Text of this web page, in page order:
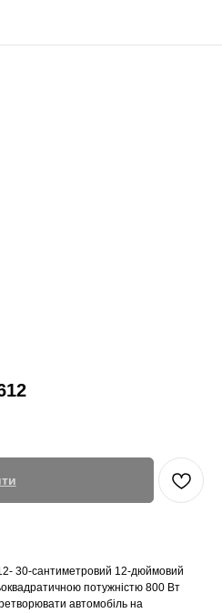
30-сантиметровий 12-дюймовий
потужністю 800 Вт
автомобіль на